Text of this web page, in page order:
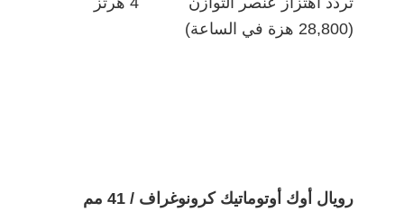
(28,800 هزة في الساعة)
رويال أوك أوتوماتيك كرونوغراف / 41 مم